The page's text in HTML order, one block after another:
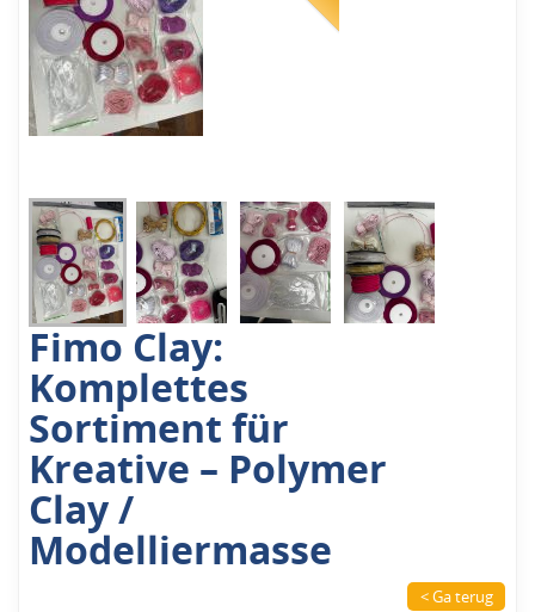
Fimo Clay:
Komplettes
Sortiment für
Kreative – Polymer
Clay /
Modelliermasse
< Ga terug